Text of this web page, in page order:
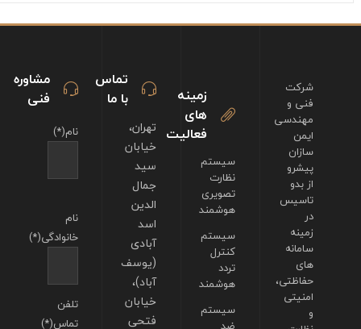
مشاوره
فنی
نام(*)
نام
خانوادگی(*)
تلفن
تماس(*)
تماس
با ما
تهران،
خیابان
سید
جمال
الدین
اسد
آبادی
(یوسف
آباد)،
خیابان
فتحی
زمینه
های
فعالیت
سیستم
نظارت
تصویری
هوشمند
سیستم
کنترل
تردد
هوشمند
سیستم
شرکت
فنی و
مهندسی
ایمن
سازان
پیشرو
از بدو
تاسیس
در
زمینه
سامانه
های
حفاظتی،
امنیتی
و